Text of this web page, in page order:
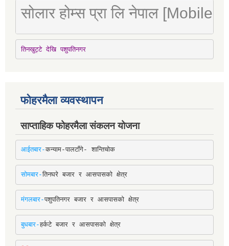
सोलार होम्स प्रा लि नेपाल [Mobile
तिनखुट्टे देखि पशुपतिनगर
फोहरमैला व्यवस्थापन
साप्ताहिक फोहरमैला संकलन योजना
आईतबार-कन्याम-पालटाँगे- शान्तिचोक
सोमबार-तिनघरे बजार र आसपासको क्षेत्र
मंगलबार-पशुपतिनगर बजार र आसपासको क्षेत्र
बुधबार-हर्कटे बजार र आसपासको क्षेत्र